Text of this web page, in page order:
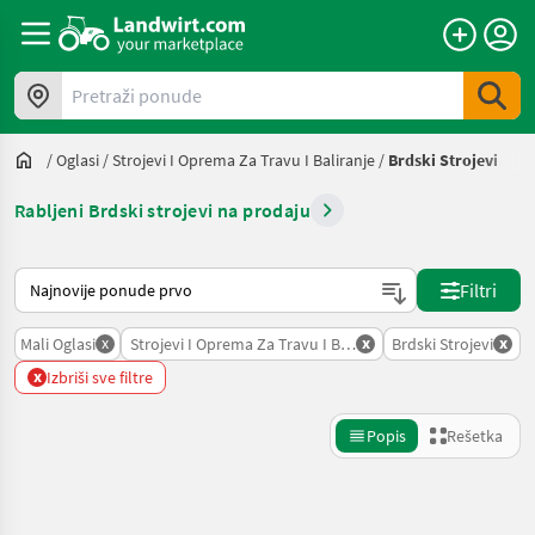
Pretraži ponude
/Oglasi /Strojevi I Oprema Za Travu I Baliranje / Brdski Strojevi
Rabljeni Brdski strojevi na prodaju
Tako se sortira na Landwirt.com
Filtri
Mali Oglasi x Strojevi I Oprema Za Travu I Baliranje
x Brdski Strojevi x
x Izbriši sve filtre
Popis Rešetka